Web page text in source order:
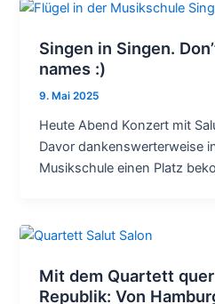
Singen in Singen.
names :)
9. Mai 2025
Heute Abend Konzert mit
Davor dankenswerterweise
Musikschule einen Platz
Mit dem Quartett
Republik: Von